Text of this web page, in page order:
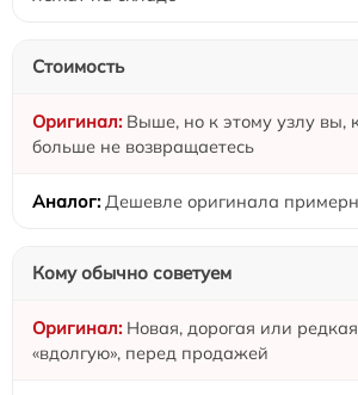
Стоимость
Выше, но к этому узлу вы,
больше не возвращаетесь
Дешевле оригинала
Кому обычно советуем
Новая, дорогая или
«вдолгую», перед продажей